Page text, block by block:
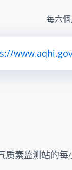
每六個
质素监测站的每